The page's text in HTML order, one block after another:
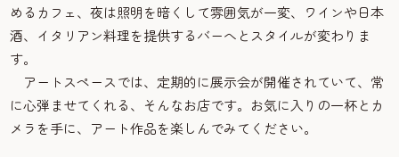
めるカフェ、夜は照明を暗くして雰囲気が一変、ワインや日本
酒、イタリアン料理を提供するバーへとスタイルが変わりま
す。
アートスペースでは、定期的に展示会が開催されていて、常
に心弾ませてくれる、そんなお店です。お気に入りの一杯とカ
メラを手に、アート作品を楽しんでみてください。